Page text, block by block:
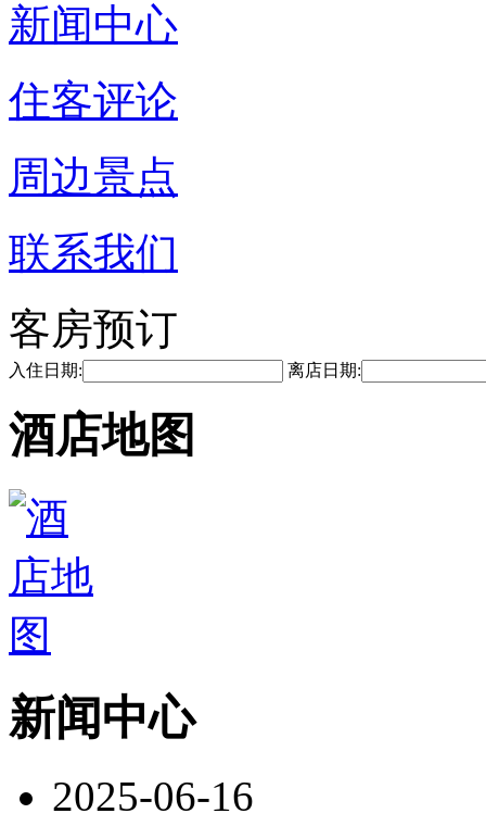
新闻中心
住客评论
周边景点
联系我们
客房预订
入住日期: 离店日期:
酒店地图
新闻中心
2025-06-16